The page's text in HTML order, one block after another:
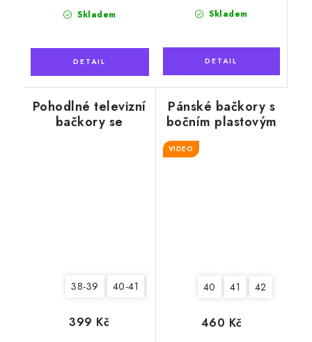
Skladem Skladem
Pohodlné televizní
bačkory se
38-39 40-41 44-45
399 Kč
Pánské bačkory s
bočním plastovým
zipem, černý lem
VIDEO
40 41 42
460 Kč